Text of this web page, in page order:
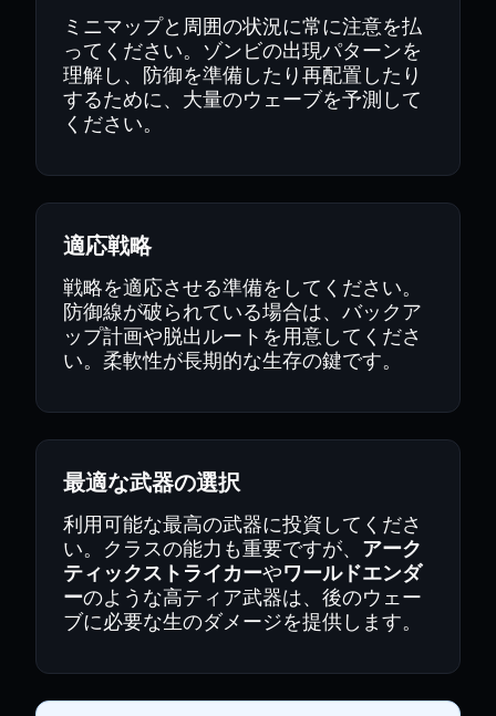
ミニマップと周囲の状況に常に注意を払
ってください。ゾンビの出現パターンを
理解し、防御を準備したり再配置したり
するために、大量のウェーブを予測して
ください。
適応戦略
戦略を適応させる準備をしてください。
防御線が破られている場合は、バックア
ップ計画や脱出ルートを用意してくださ
い。柔軟性が長期的な生存の鍵です。
最適な武器の選択
利用可能な最高の武器に投資してくださ
い。クラスの能力も重要ですが、 アーク
ティックストライカーやワールドエンダ
ーのような高ティア武器は、後のウェー
ブに必要な生のダメージを提供します。